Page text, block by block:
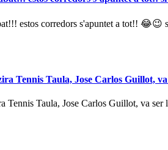
estos corredors s'apuntet a tot!! 😂😉
Tennis Taula, Jose Carlos Guillot,
Tennis Taula, Jose Carlos Guillot, va ser